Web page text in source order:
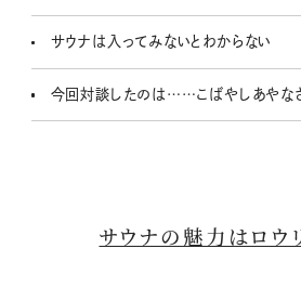
サウナは入ってみないとわからない
今回対談したのは……こばやしあやな
サウナの魅力はロウ